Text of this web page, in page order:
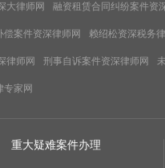
大律师网 融资租赁合同纠纷案件资
案件资深律师网 赖绍松资深税务
律师网 刑事自诉案件资深律师网
专家网
重大疑难案件办理